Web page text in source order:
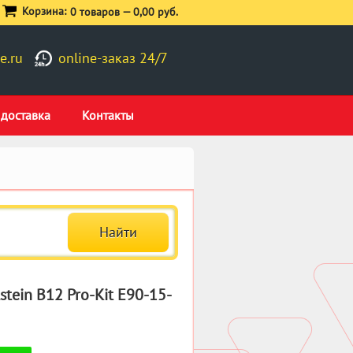
online-заказ 24/7
Контакты
Корзина: 0 товаров —0,00 руб.
B12 Pro-Kit E90-15-